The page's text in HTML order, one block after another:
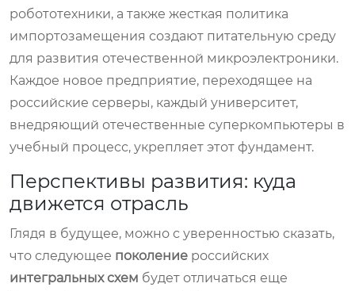
робототехники, а также жесткая политика
импортозамещения создают питательную среду
для развития отечественной микроэлектроники.
Каждое новое предприятие, переходящее на
российские серверы, каждый университет,
внедряющий отечественные суперкомпьютеры в
учебный процесс, укрепляет этот фундамент.
Перспективы развития: куда
движется отрасль
Глядя в будущее, можно с уверенностью сказать,
что следующее поколение российских
интегральных схем будет отличаться еще